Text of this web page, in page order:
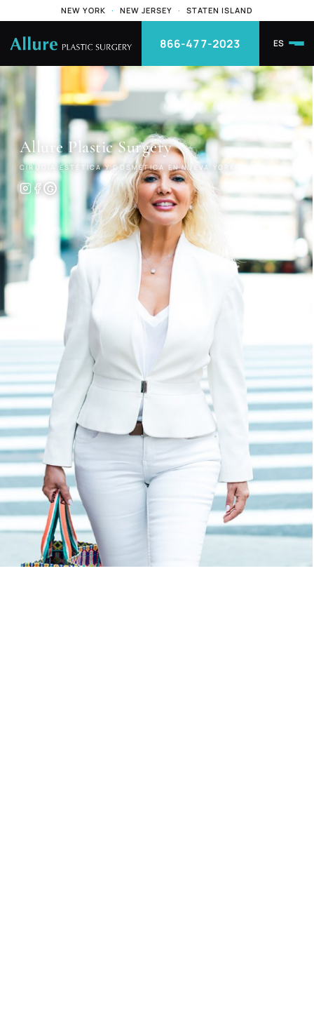
NEW YORK · NEW JERSEY · STATEN ISLAND
866-477-2023 ES
Allure Plastic Surgery
CIRUGÍA ESTÉTICA Y COSMÉTICA EN NUEVA YORK
G